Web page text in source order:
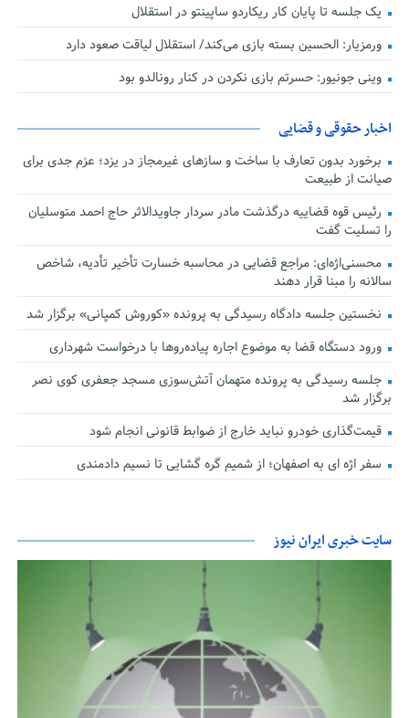
یک جلسه تا پایان کار ریکاردو ساپینتو در استقلال
ورمزیار: الحسین بسته بازی می‌کند/ استقلال لیاقت صعود دارد
وینی جونیور: حسرتم بازی نکردن در کنار رونالدو بود
اخبار حقوقی و قضایی
برخورد بدون تعارف با ساخت‌ و سازهای غیرمجاز در یزد؛ عزم جدی برای
صیانت از طبیعت
رئیس قوه قضاییه درگذشت مادر سردار جاویدالاثر حاج احمد متوسلیان
را تسلیت گفت
محسنی‌اژه‌ای: مراجع قضایی در محاسبه خسارت تأخیر تأدیه، شاخص
سالانه را مبنا قرار دهند
نخستین جلسه دادگاه رسیدگی به پرونده «کوروش کمپانی» برگزار شد
ورود دستگاه قضا به موضوع اجاره پیاده‌روها با درخواست شهرداری
جلسه رسیدگی به پرونده متهمان آتش‌سوزی مسجد جعفری کوی نصر
برگزار شد
قیمت‌گذاری خودرو نباید خارج از ضوابط قانونی انجام شود
سفر اژه ای به اصفهان؛ از شمیم گره گشایی تا نسیم دادمندی
سایت خبری ایران نیوز